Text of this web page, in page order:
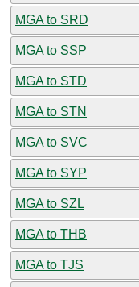
MGA to SRD
MGA to SSP
MGA to STD
MGA to STN
MGA to SVC
MGA to SYP
MGA to SZL
MGA to THB
MGA to TJS